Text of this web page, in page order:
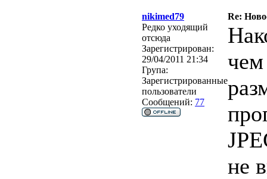
nikimed79
Re:
Редко уходящий
отсюда
Зарегистрирован:
29/04/2011 21:34
Група:
Зарегистрированные
пользователи
Сообщений: 77
не